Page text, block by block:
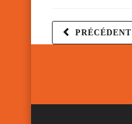
PRÉCÉDENT